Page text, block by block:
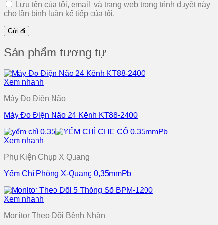
Lưu tên của tôi, email, và trang web trong trình duyệt này
cho lần bình luận kế tiếp của tôi.
Sản phẩm tương tự
Xem nhanh
Máy Đo Điện Não
Máy Đo Điện Não 24 Kênh KT88-2400
Xem nhanh
Phụ Kiện Chụp X Quang
Yếm Chì Phòng X-Quang 0,35mmPb
Xem nhanh
Monitor Theo Dõi Bệnh Nhân